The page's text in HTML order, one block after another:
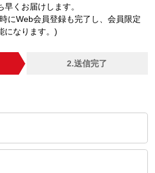
くお届けします。
にWeb会員登録も完了し、会員限定
になります。)
2.送信完了